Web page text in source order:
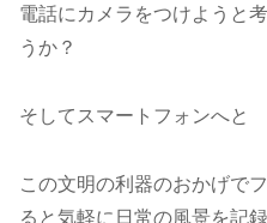
電話にカメラをつけようと
うか？
そしてスマートフォンへと
この文明の利器のおかげで
ると気軽に日常の風景を記